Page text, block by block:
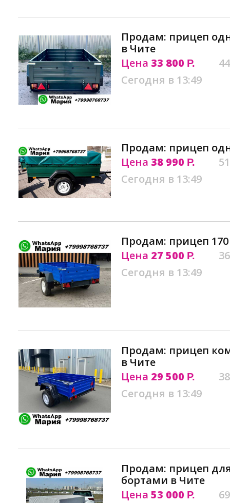
Продам: прицеп
в Чите
Цена 33 800 Р.
Сегодня в 13:49
Продам: прицеп
Цена 38 990 Р.
Сегодня в 13:49
Продам: прицеп 170
Цена 27 500 Р.
Сегодня в 13:49
Продам: прицеп
в Чите
Цена 29 500 Р.
Сегодня в 13:49
Продам: прицеп
бортами в Чите
Цена 53 000 Р.